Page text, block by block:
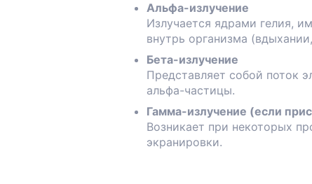
Альфа-излучение
Излучается ядрами гелия,
внутрь организма
Бета-излучение
Представляет собой поток
альфа-частицы.
Гамма-излучение (если
Возникает при некоторых
экранировки.